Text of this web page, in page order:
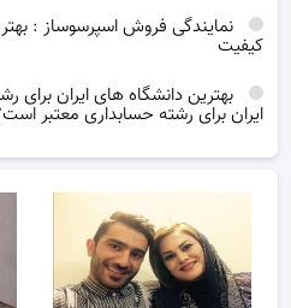
نمایندگی فروش اسپرسوساز :
کیفیت
بهترین دانشگاه های ایران برای
ایران برای رشته حسابداری معتبر